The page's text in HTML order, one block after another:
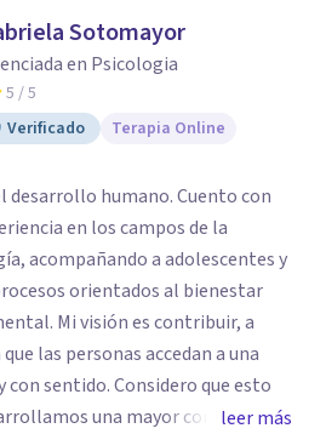
Sotomayor
en Psicologia
5 / 5
Verificado
Terapia Online
desarrollo humano. Cuento con
en los campos de la
acompañando a adolescentes y
orientados al bienestar
a
las personas accedan a una
con sentido. Considero que esto
una mayor conciencia
leer más